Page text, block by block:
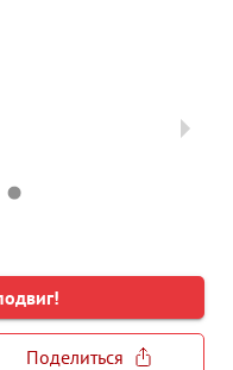
Поделиться